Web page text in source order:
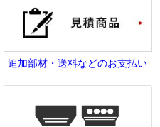
追加部材・送料などのお支払い